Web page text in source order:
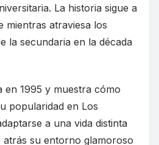
La historia sigue a
mientras atraviesa los
la secundaria en la década
en 1995 y muestra cómo
popularidad en Los
a una vida distinta
atrás su entorno glamoroso